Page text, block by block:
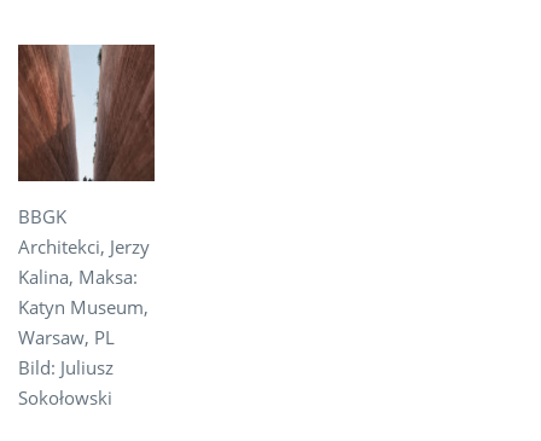
BBGK
Architekci, Jerzy
Kalina, Maksa:
Katyn Museum,
Warsaw, PL
Bild: Juliusz
Sokołowski